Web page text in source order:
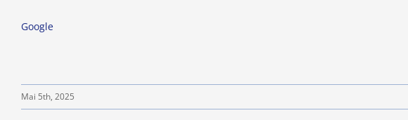
Google
Mai 5th, 2025